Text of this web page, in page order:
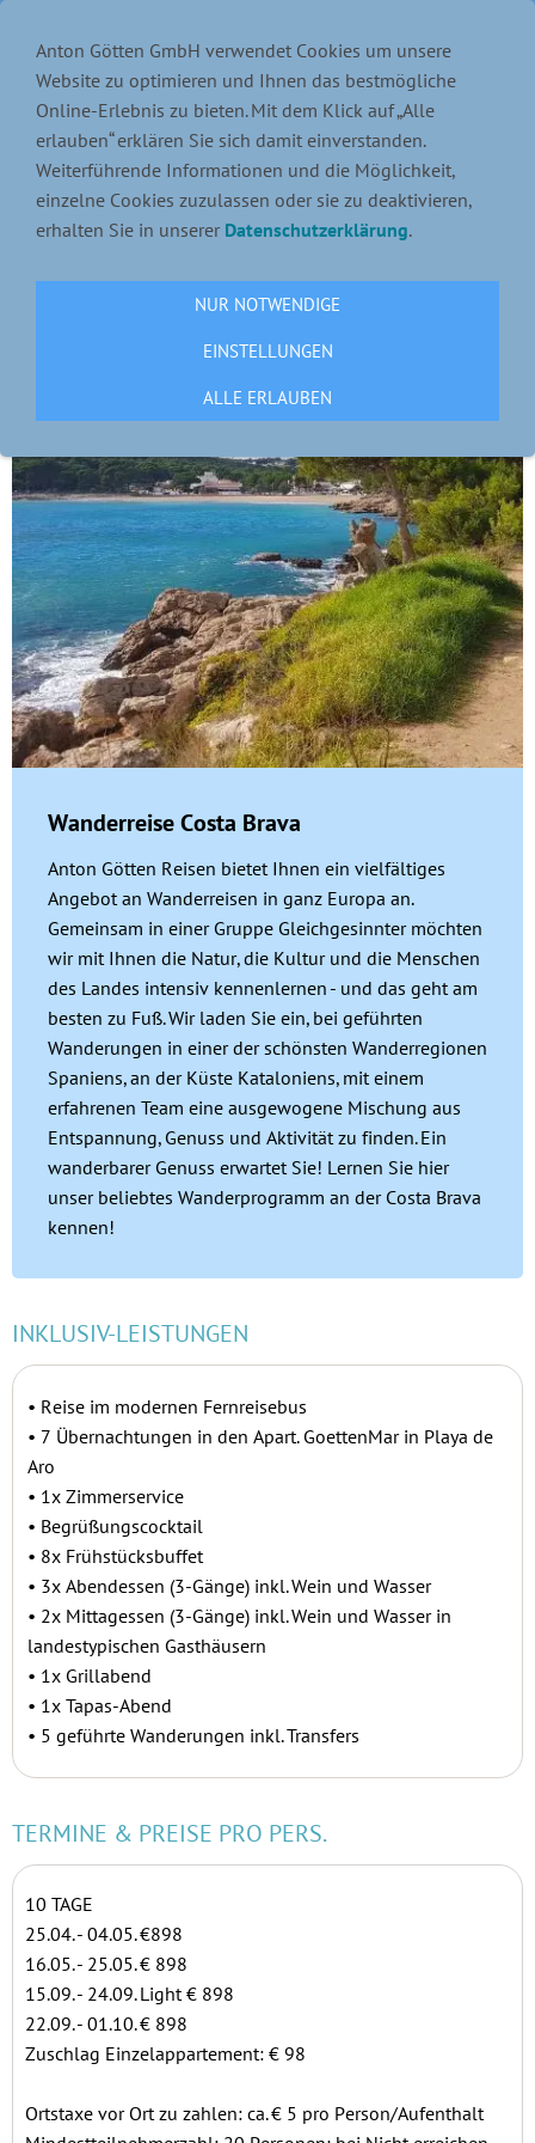
Reisen!
Navigation einblenden
WANDERREISE COSTA BRAVA
Wanderreise Costa Brava
Anton Götten Reisen bietet Ihnen ein vielfältiges
Angebot an Wanderreisen in ganz Europa an.
Gemeinsam in einer Gruppe Gleichgesinnter möchten
wir mit Ihnen die Natur, die Kultur und die Menschen
des Landes intensiv kennenlernen - und das geht am
besten zu Fuß. Wir laden Sie ein, bei geführten
Wanderungen in einer der schönsten Wanderregionen
Spaniens, an der Küste Kataloniens, mit einem
erfahrenen Team eine ausgewogene Mischung aus
Entspannung, Genuss und Aktivität zu finden. Ein
wanderbarer Genuss erwartet Sie! Lernen Sie hier
unser beliebtes Wanderprogramm an der Costa Brava
kennen!
INKLUSIV-LEISTUNGEN
• Reise im modernen Fernreisebus
• 7 Übernachtungen in den Apart. GoettenMar in Playa de
Aro
• 1x Zimmerservice
• Begrüßungscocktail
• 8x Frühstücksbuffet
• 3x Abendessen (3-Gänge) inkl. Wein und Wasser
• 2x Mittagessen (3-Gänge) inkl. Wein und Wasser in
landestypischen Gasthäusern
• 1x Grillabend
• 1x Tapas-Abend
• 5 geführte Wanderungen inkl. Transfers
TERMINE & PREISE PRO PERS.
10 TAGE
25.04. - 04.05. €898
16.05. - 25.05. € 898
15.09. - 24.09. Light € 898
22.09. - 01.10. € 898
Zuschlag Einzelappartement: € 98
Ortstaxe vor Ort zu zahlen: ca. € 5 pro Person/Aufenthalt
Anton Götten GmbH verwendet Cookies um unsere
Website zu optimieren und Ihnen das bestmögliche
Online-Erlebnis zu bieten. Mit dem Klick auf „Alle
erlauben“ erklären Sie sich damit einverstanden.
Weiterführende Informationen und die Möglichkeit,
einzelne Cookies zuzulassen oder sie zu deaktivieren,
erhalten Sie in unserer Datenschutzerklärung.
NUR NOTWENDIGE
EINSTELLUNGEN
ALLE ERLAUBEN